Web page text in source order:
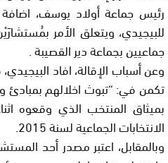
رئيس جماعة أولاد يوسف،
للبيجيدي، ويتعلق الأمر
جماعيين بجماعة دير القصيبة .
وعن أسباب الإقالة، افاد
تكمن في: “تبوث اخلالهم بمبادئ
بميثاق المنتخب الذي وقعوه
الانتخابات الجماعية لسنة 2015.
وبالمقابل، اعتبر مصدر أحد